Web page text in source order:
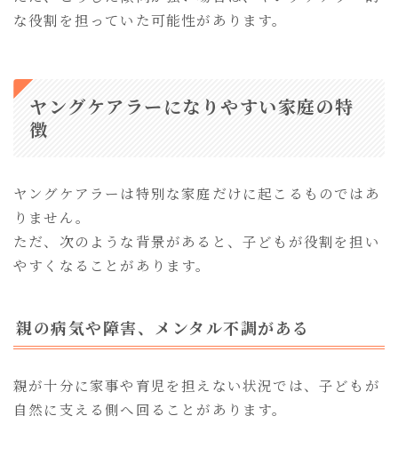
な役割を担っていた可能性があります。
ヤングケアラーになりやすい家庭の特
徴
ヤングケアラーは特別な家庭だけに起こるものではあ
りません。
ただ、次のような背景があると、子どもが役割を担い
やすくなることがあります。
親の病気や障害、メンタル不調がある
親が十分に家事や育児を担えない状況では、子どもが
自然に支える側へ回ることがあります。